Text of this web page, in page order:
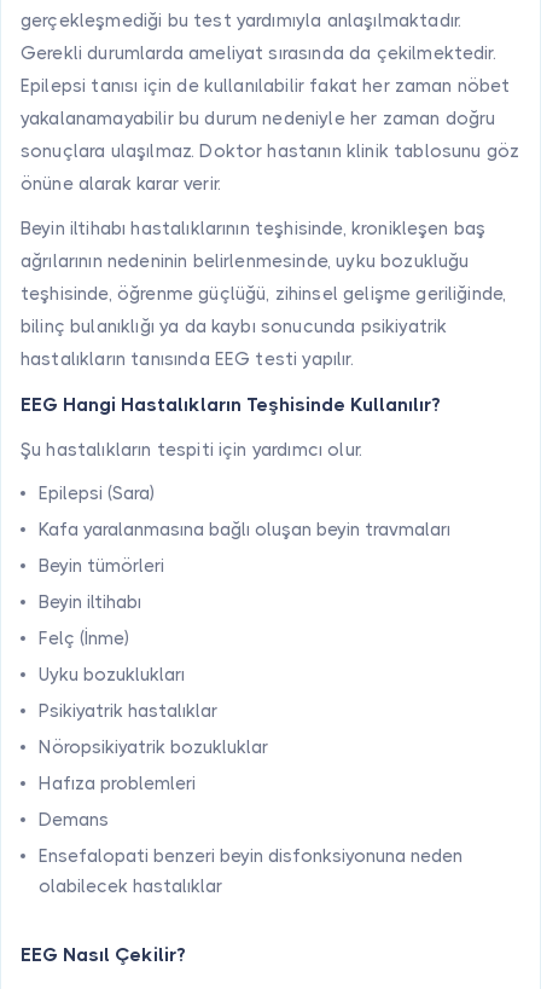
gerçekleşmediği bu test yardımıyla anlaşılmaktadır.
Gerekli durumlarda ameliyat sırasında da çekilmektedir.
Epilepsi tanısı için de kullanılabilir fakat her zaman nöbet
yakalanamayabilir bu durum nedeniyle her zaman doğru
sonuçlara ulaşılmaz. Doktor hastanın klinik tablosunu göz
önüne alarak karar verir.
Beyin iltihabı hastalıklarının teşhisinde, kronikleşen baş
ağrılarının nedeninin belirlenmesinde, uyku bozukluğu
teşhisinde, öğrenme güçlüğü, zihinsel gelişme geriliğinde,
bilinç bulanıklığı ya da kaybı sonucunda psikiyatrik
hastalıkların tanısında EEG testi yapılır.
EEG Hangi Hastalıkların Teşhisinde Kullanılır?
Şu hastalıkların tespiti için yardımcı olur.
Epilepsi (Sara)
Kafa yaralanmasına bağlı oluşan beyin travmaları
Beyin tümörleri
Beyin iltihabı
Felç (İnme)
Uyku bozuklukları
Psikiyatrik hastalıklar
Nöropsikiyatrik bozukluklar
Hafıza problemleri
Demans
Ensefalopati benzeri beyin disfonksiyonuna neden
olabilecek hastalıklar
EEG Nasıl Çekilir?